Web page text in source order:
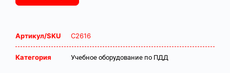
Артикул/SKU С2616
Категория Учебное оборудование по ПДД